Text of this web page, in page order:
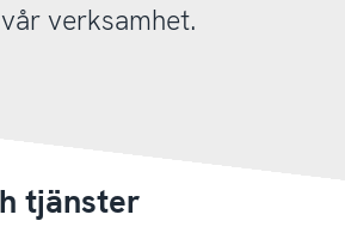
verksamhet.
tjänster